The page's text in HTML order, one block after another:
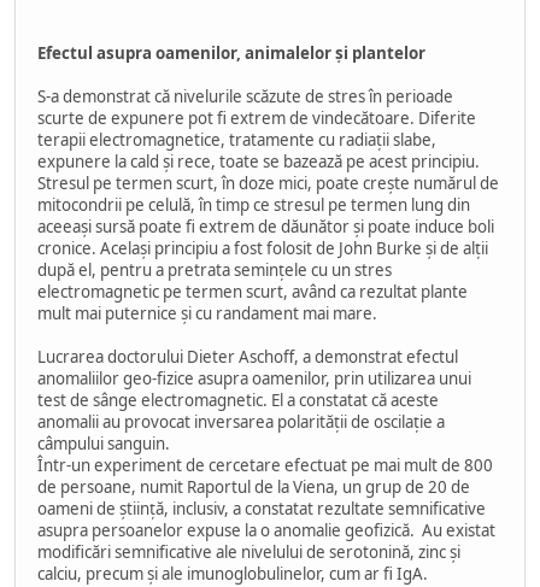
Efectul asupra oamenilor, animalelor și plantelor
S-a demonstrat că nivelurile scăzute de stres în perioade
scurte de expunere pot fi extrem de vindecătoare. Diferite
terapii electromagnetice, tratamente cu radiații slabe,
expunere la cald și rece, toate se bazează pe acest principiu.
Stresul pe termen scurt, în doze mici, poate crește numărul de
mitocondrii pe celulă, în timp ce stresul pe termen lung din
aceeași sursă poate fi extrem de dăunător și poate induce boli
cronice. Același principiu a fost folosit de John Burke și de alții
după el, pentru a pretrata semințele cu un stres
electromagnetic pe termen scurt, având ca rezultat plante
mult mai puternice și cu randament mai mare.
Lucrarea doctorului Dieter Aschoff, a demonstrat efectul
anomaliilor geo-fizice asupra oamenilor, prin utilizarea unui
test de sânge electromagnetic. El a constatat că aceste
anomalii au provocat inversarea polarității de oscilație a
câmpului sanguin.
Într-un experiment de cercetare efectuat pe mai mult de 800
de persoane, numit Raportul de la Viena, un grup de 20 de
oameni de știință, inclusiv, a constatat rezultate semnificative
asupra persoanelor expuse la o anomalie geofizică. Au existat
modificări semnificative ale nivelului de serotonină, zinc și
calciu, precum și ale imunoglobulinelor, cum ar fi IgA.